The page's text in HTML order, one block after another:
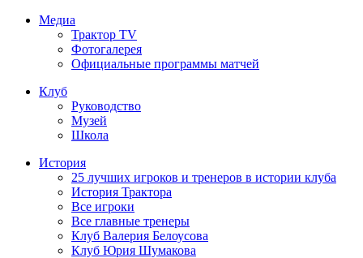
Медиа
Трактор TV
Фотогалерея
Официальные программы матчей
Клуб
Руководство
Музей
Школа
История
25 лучших игроков и тренеров в истории клуба
История Трактора
Все игроки
Все главные тренеры
Клуб Валерия Белоусова
Клуб Юрия Шумакова